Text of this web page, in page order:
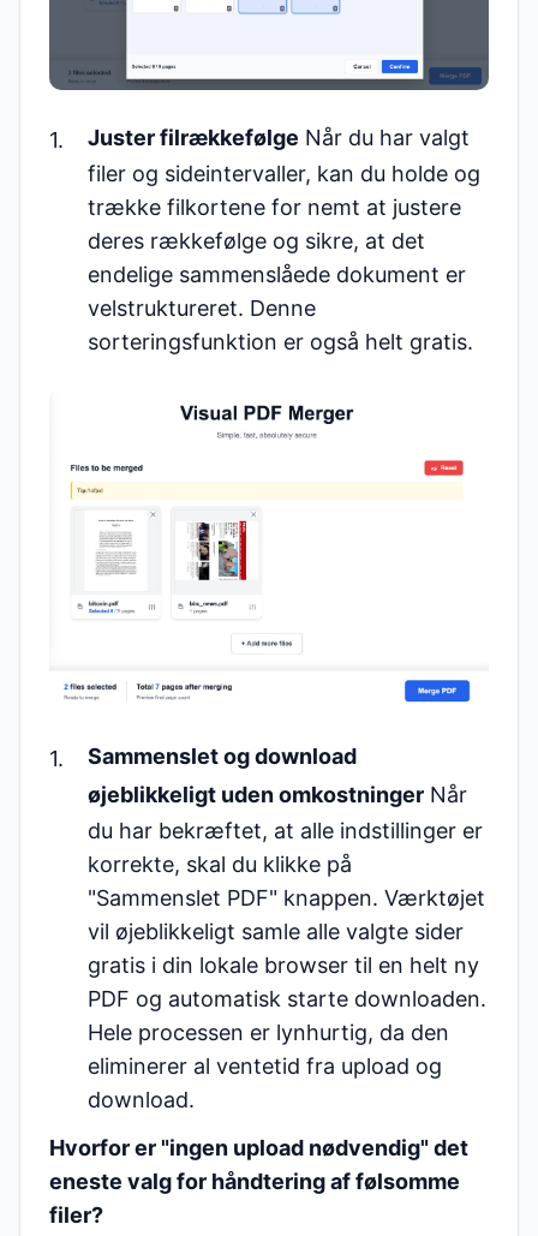
Juster filrækkefølge Når du har valgt
filer og sideintervaller, kan du holde og
trække filkortene for nemt at justere
deres rækkefølge og sikre, at det
endelige sammenslåede dokument er
velstruktureret. Denne
sorteringsfunktion er også helt gratis.
Sammenslet og download
øjeblikkeligt uden omkostninger Når
du har bekræftet, at alle indstillinger er
korrekte, skal du klikke på
"Sammenslet PDF" knappen. Værktøjet
vil øjeblikkeligt samle alle valgte sider
gratis i din lokale browser til en helt ny
PDF og automatisk starte downloaden.
Hele processen er lynhurtig, da den
eliminerer al ventetid fra upload og
download.
Hvorfor er "ingen upload nødvendig" det
eneste valg for håndtering af følsomme
filer?